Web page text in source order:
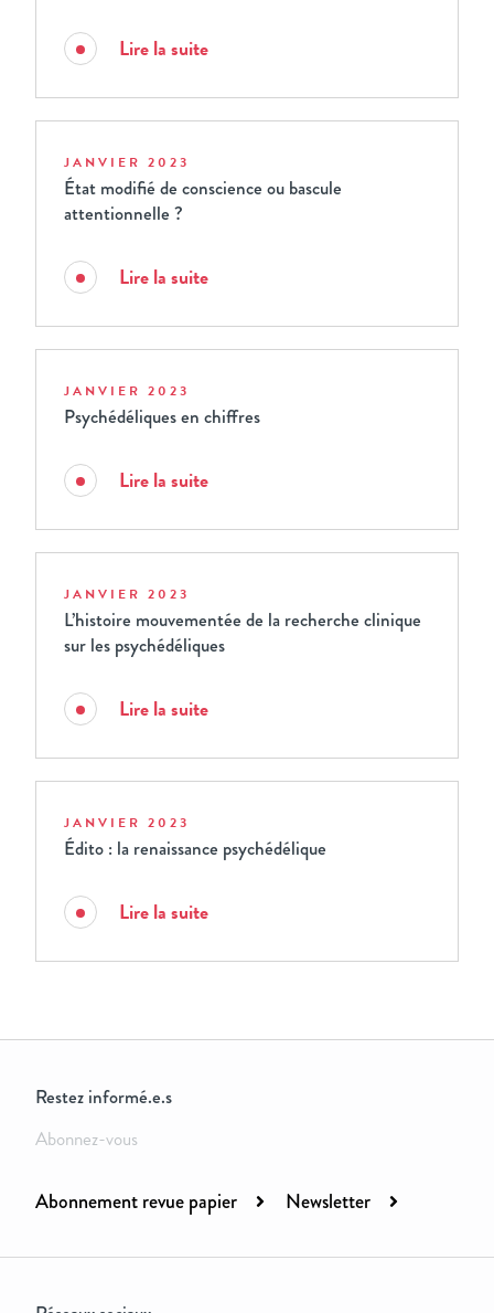
Lire la suite
JANVIER 2023
État modifié de conscience ou bascule
attentionnelle ?
Lire la suite
JANVIER 2023
Psychédéliques en chiffres
Lire la suite
JANVIER 2023
L’histoire mouvementée de la recherche clinique
sur les psychédéliques
Lire la suite
JANVIER 2023
Édito : la renaissance psychédélique
Lire la suite
Restez informé.e.s
Abonnez-vous
Abonnement revue papier Newsletter